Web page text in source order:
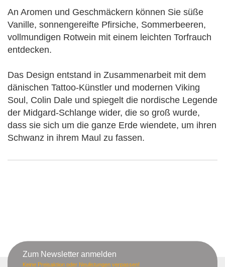
An Aromen und Geschmäckern können Sie süße
Vanille, sonnengereifte Pfirsiche, Sommerbeeren,
vollmundigen Rotwein mit einem leichten Torfrauch
entdecken.
Das Design entstand in Zusammenarbeit mit dem
dänischen Tattoo-Künstler und modernen Viking
Soul, Colin Dale und spiegelt die nordische Legende
der Midgard-Schlange wider, die so groß wurde,
dass sie sich um die ganze Erde wiendete, um ihren
Schwanz in ihrem Maul zu fassen.
Zum Newsletter anmelden
Keine Preisaktion oder Neulistungen verpassen!